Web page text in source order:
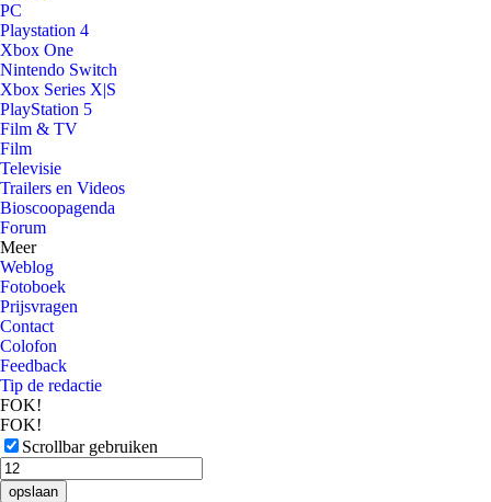
PC
Playstation 4
Xbox One
Nintendo Switch
Xbox Series X|S
PlayStation 5
Film & TV
Film
Televisie
Trailers en Videos
Bioscoopagenda
Forum
Meer
Weblog
Fotoboek
Prijsvragen
Contact
Colofon
Feedback
Tip de redactie
FOK!
FOK!
Scrollbar gebruiken
opslaan